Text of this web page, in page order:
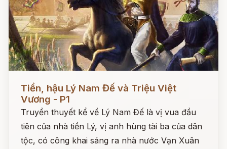
Đọc ngay
Tiền, hậu Lý Nam Đế và Triệu Việt
Vương - P1
Truyền thuyết kể về Lý Nam Đế là vị vua đầu
tiên của nhà tiền Lý, vị anh hùng tài ba của dân
tộc, có công khai sáng ra nhà nước Vạn Xuân